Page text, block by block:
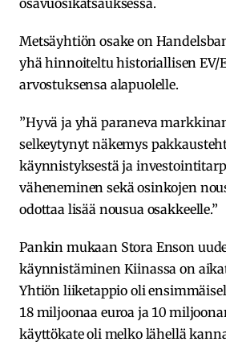
Metsäyhtiön osake on
yhä hinnoiteltu historiallisen EV/
arvostuksensa alapuolelle.
”Hyvä ja yhä paraneva
selkeytynyt näkemys
käynnistyksestä ja
väheneminen sekä osinkojen
odottaa lisää nousua osakkeelle.”
Pankin mukaan Stora Enson
käynnistäminen Kiinassa on
Yhtiön liiketappio oli
18 miljoonaa euroa ja 10
käyttökate oli melko lähellä